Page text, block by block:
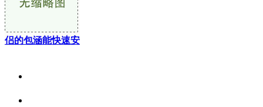
侣的包涵能快速安